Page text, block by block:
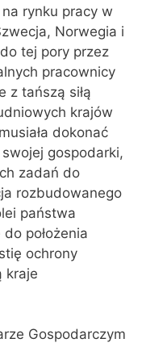
rynku pracy w
Norwegia i
tej pory przez
pracownicy
z tańszą siłą
krajów
dokonać
gospodarki,
zadań do
rozbudowanego
państwa
położenia
ochrony
kraje
Gospodarczym